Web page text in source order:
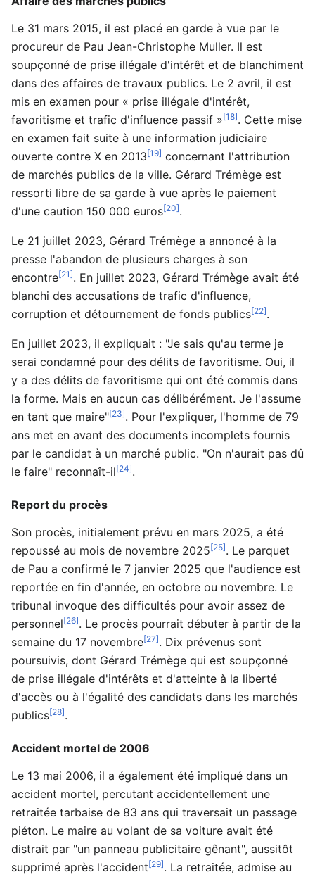
Le 31 mars 2015, il est placé en garde à vue par le
procureur de Pau Jean-Christophe Muller. Il est
soupçonné de prise illégale d'intérêt et de blanchiment
dans des affaires de travaux publics. Le 2 avril, il est
mis en examen pour « prise illégale d'intérêt,
favoritisme et trafic d'influence passif »[18]. Cette mise
en examen fait suite à une information judiciaire
ouverte contre X en 2013[19] concernant l'attribution
de marchés publics de la ville. Gérard Trémège est
ressorti libre de sa garde à vue après le paiement
d'une caution 150 000 euros[20].
Le 21 juillet 2023, Gérard Trémège a annoncé à la
presse l'abandon de plusieurs charges à son
encontre[21]. En juillet 2023, Gérard Trémège avait été
blanchi des accusations de trafic d'influence,
corruption et détournement de fonds publics[22].
En juillet 2023, il expliquait : "Je sais qu'au terme je
serai condamné pour des délits de favoritisme. Oui, il
y a des délits de favoritisme qui ont été commis dans
la forme. Mais en aucun cas délibérément. Je l'assume
en tant que maire"[23]. Pour l'expliquer, l'homme de 79
ans met en avant des documents incomplets fournis
par le candidat à un marché public. "On n'aurait pas dû
le faire" reconnaît-il[24].
Report du procès
Son procès, initialement prévu en mars 2025, a été
repoussé au mois de novembre 2025[25]. Le parquet
de Pau a confirmé le 7 janvier 2025 que l'audience est
reportée en fin d'année, en octobre ou novembre. Le
tribunal invoque des difficultés pour avoir assez de
personnel[26]. Le procès pourrait débuter à partir de la
semaine du 17 novembre[27]. Dix prévenus sont
poursuivis, dont Gérard Trémège qui est soupçonné
de prise illégale d'intérêts et d'atteinte à la liberté
d'accès ou à l'égalité des candidats dans les marchés
publics[28].
Accident mortel de 2006
Le 13 mai 2006, il a également été impliqué dans un
accident mortel, percutant accidentellement une
retraitée tarbaise de 83 ans qui traversait un passage
piéton. Le maire au volant de sa voiture avait été
distrait par "un panneau publicitaire gênant", aussitôt
supprimé après l'accident[29]. La retraitée, admise au